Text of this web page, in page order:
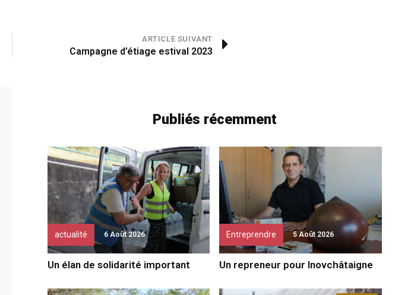
ARTICLE SUIVANT
Campagne d’étiage estival 2023
Publiés récemment
actualité 6 Août 2026
Un élan de solidarité important
Entreprendre 5 Août 2026
Un repreneur pour Inovchâtaigne